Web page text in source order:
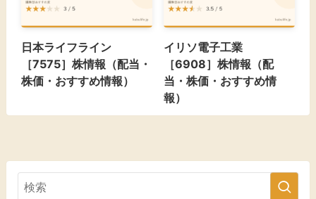
日本ライフライン
［7575］株情報（配当・
株価・おすすめ情報）
イリソ電子工業
［6908］株情報（配
当・株価・おすすめ情
報）